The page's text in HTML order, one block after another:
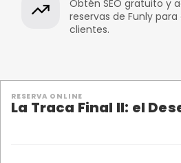
Obtén SEO gratuito y
reservas de Funly
clientes.
RESERVA ONLINE
La Traca Final II: el